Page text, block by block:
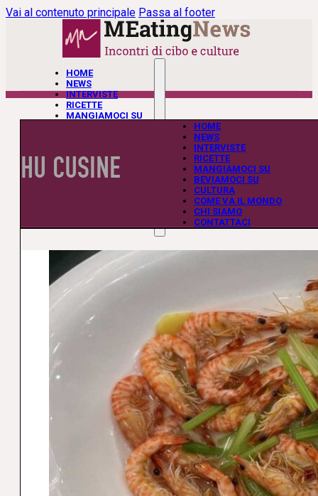
Vai al contenuto principale Passa al footer
HOME
NEWS
INTERVISTE
RICETTE
MANGIAMOCI SU
CHI SIAMO
CONTATTACI
HOME
NEWS
INTERVISTE
RICETTE
MANGIAMOCI SU
BEVIAMOCI SU
CULTURA
COME VA IL MONDO
CHI SIAMO
CONTATTACI
HU CUSINE